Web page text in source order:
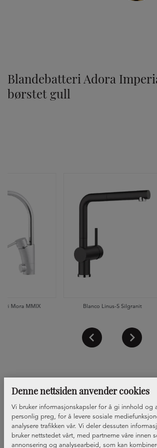
Denne nettsiden anvender cookies
Vi bruker informasjonskapsler for å gi innhold og
personlig preg, for å levere sosiale
analysere trafikken vår. Vi deler dessuten
bruker nettstedet vårt, med partnerne våre innen
annonsering og analysearbeid, som kan
Blandebatteri Adora
børstet gull
Mora MMIX Blanco Linus-S Silgranit